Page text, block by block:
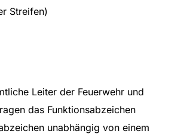
Streifen)
Leiter der Feuerwehr und
das Funktionsabzeichen
unabhängig von einem